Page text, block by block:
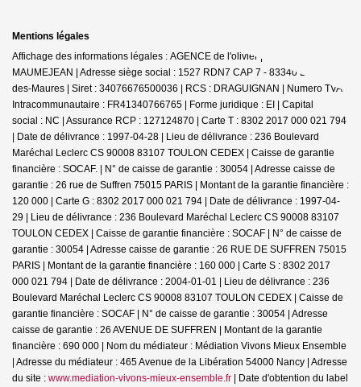
Mentions légales
Affichage des informations légales : AGENCE de l'olivier | Raison sociale : D
MAUMEJEAN | Adresse siège social : 1527 RDN7 CAP 7 - 83340 Le Cannet-
des-Maures | Siret : 34076676500036 | RCS : DRAGUIGNAN | Numero TVA
Intracommunautaire : FR41340766765 | Forme juridique : EI | Capital
social : NC | Assurance RCP : 127124870 | Carte T : 8302 2017 000 021 794
| Date de délivrance : 1997-04-28 | Lieu de délivrance : 236 Boulevard
Maréchal Leclerc CS 90008 83107 TOULON CEDEX | Caisse de garantie
financière : SOCAF. | N° de caisse de garantie : 30054 | Adresse caisse de
garantie : 26 rue de Suffren 75015 PARIS | Montant de la garantie financière :
120 000 | Carte G : 8302 2017 000 021 794 | Date de délivrance : 1997-04-
29 | Lieu de délivrance : 236 Boulevard Maréchal Leclerc CS 90008 83107
TOULON CEDEX | Caisse de garantie financière : SOCAF | N° de caisse de
garantie : 30054 | Adresse caisse de garantie : 26 RUE DE SUFFREN 75015
PARIS | Montant de la garantie financière : 160 000 | Carte S : 8302 2017
000 021 794 | Date de délivrance : 2004-01-01 | Lieu de délivrance : 236
Boulevard Maréchal Leclerc CS 90008 83107 TOULON CEDEX | Caisse de
garantie financière : SOCAF | N° de caisse de garantie : 30054 | Adresse
caisse de garantie : 26 AVENUE DE SUFFREN | Montant de la garantie
financière : 690 000 | Nom du médiateur : Médiation Vivons Mieux Ensemble
| Adresse du médiateur : 465 Avenue de la Libération 54000 Nancy | Adresse
du site : www.mediation-vivons-mieux-ensemble.fr | Date d'obtention du label